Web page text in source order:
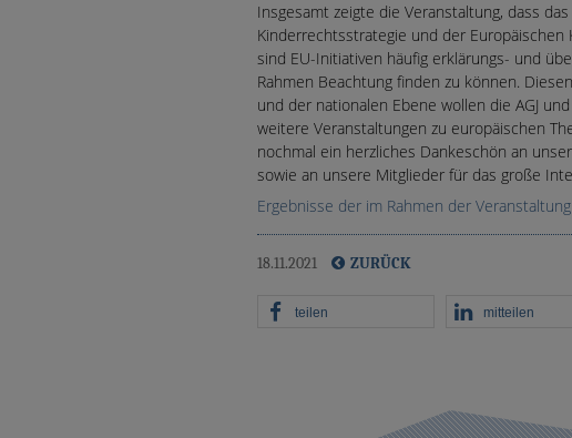
Insgesamt zeigte die Veranstaltung, dass
Kinderrechtsstrategie und der Europäischen
sind EU-Initiativen häufig erklärungs- und
Rahmen Beachtung finden zu können.
und der nationalen Ebene wollen die AGJ
weitere Veranstaltungen zu europäischen
nochmal ein herzliches Dankeschön an
sowie an unsere Mitglieder für das große
Ergebnisse der im Rahmen der
18.11.2021 ZURÜCK
teilen mitteilen